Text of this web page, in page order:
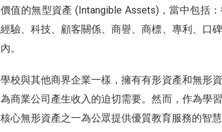
價值的無型資產 (Intangible Assets)，當中包括
經驗、科技、顧客關係、商譽、商標、專利、口
內。
學校與其他商界企業一樣，擁有有形資產和無形
為商業公司產生收入的迫切需要。然而，作為學
核心無形資產之一為公眾提供優質教育服務的智慧